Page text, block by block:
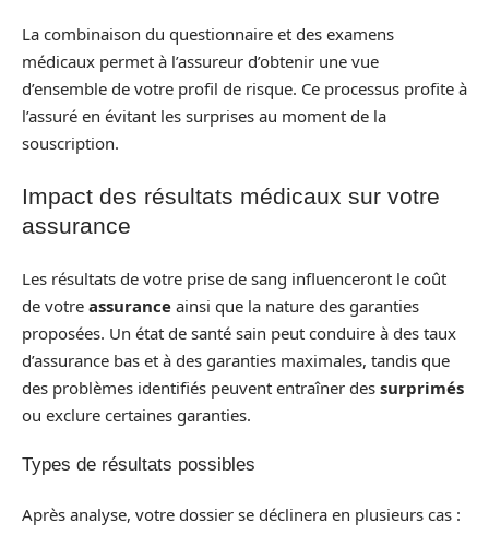
La combinaison du questionnaire et des examens
médicaux permet à l’assureur d’obtenir une vue
d’ensemble de votre profil de risque. Ce processus profite à
l’assuré en évitant les surprises au moment de la
souscription.
Impact des résultats médicaux sur votre
assurance
Les résultats de votre prise de sang influenceront le coût
de votre assurance ainsi que la nature des garanties
proposées. Un état de santé sain peut conduire à des taux
d’assurance bas et à des garanties maximales, tandis que
des problèmes identifiés peuvent entraîner des surprimés
ou exclure certaines garanties.
Types de résultats possibles
Après analyse, votre dossier se déclinera en plusieurs cas :